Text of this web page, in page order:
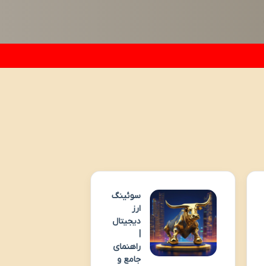
سوئینگ
ارز
دیجیتال
|
راهنمای
جامع و